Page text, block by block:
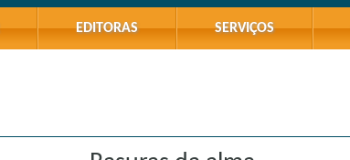
EDITORAS SERVIÇOS